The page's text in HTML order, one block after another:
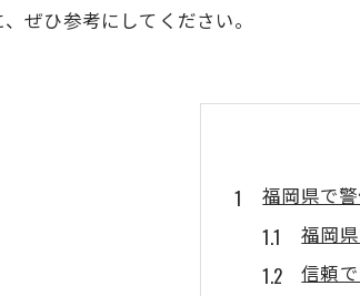
ぜひ参考にしてください。
福岡県で
福岡
信頼